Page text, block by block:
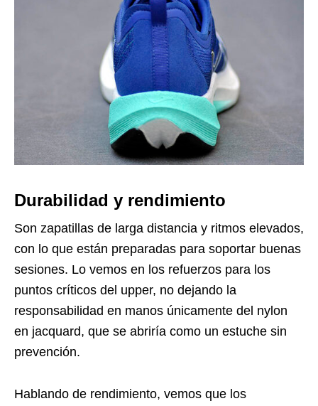
Durabilidad y rendimiento
Son zapatillas de larga distancia y ritmos elevados,
con lo que están preparadas para soportar buenas
sesiones. Lo vemos en los refuerzos para los
puntos críticos del upper, no dejando la
responsabilidad en manos únicamente del nylon
en jacquard, que se abriría como un estuche sin
prevención.
Hablando de rendimiento, vemos que los